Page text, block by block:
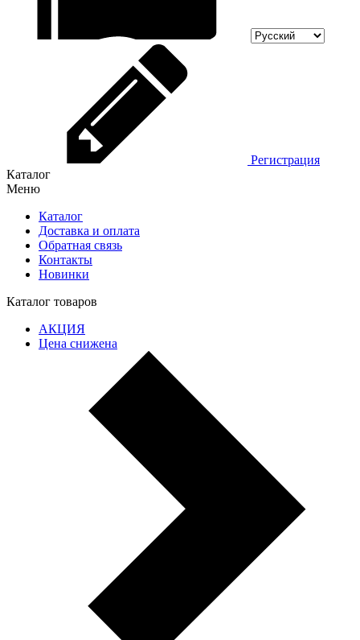
Регистрация
Каталог
Меню
Каталог
Доставка и оплата
Обратная связь
Контакты
Новинки
Каталог товаров
АКЦИЯ
Цена снижена